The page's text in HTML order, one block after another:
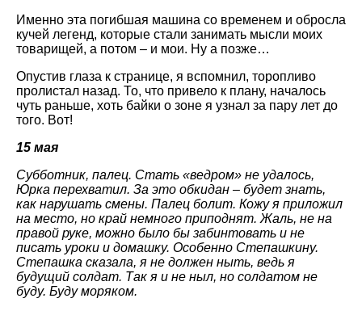
Именно эта погибшая машина со временем и обросла
кучей легенд, которые стали занимать мысли моих
товарищей, а потом – и мои. Ну а позже…
Опустив глаза к странице, я вспомнил, торопливо
пролистал назад. То, что привело к плану, началось
чуть раньше, хоть байки о зоне я узнал за пару лет до
того. Вот!
15 мая
Субботник, палец. Стать «ведром» не удалось,
Юрка перехватил. За это обкидан – будет знать,
как нарушать смены. Палец болит. Кожу я приложил
на место, но край немного приподнят. Жаль, не на
правой руке, можно было бы забинтовать и не
писать уроки и домашку. Особенно Степашкину.
Степашка сказала, я не должен ныть, ведь я
будущий солдат. Так я и не ныл, но солдатом не
буду. Буду моряком.